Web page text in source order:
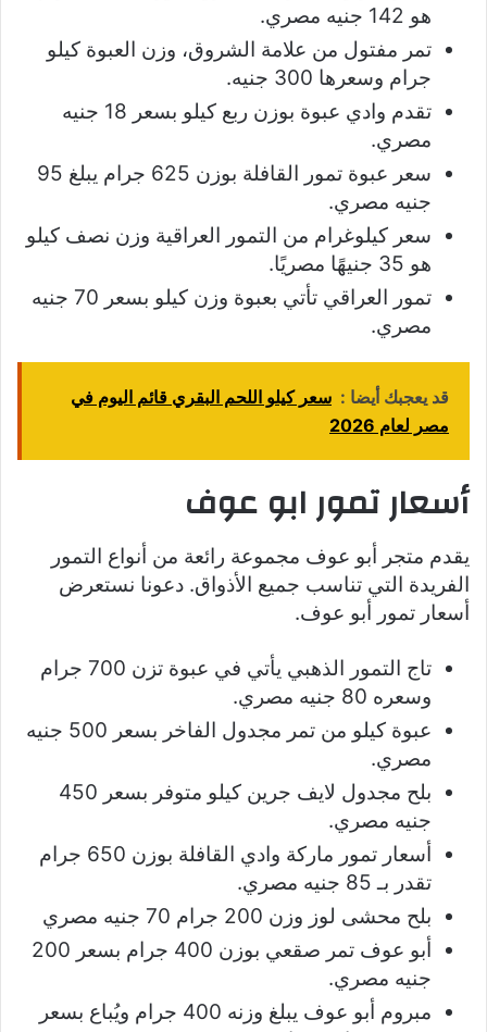
هو 142 جنيه مصري.
تمر مفتول من علامة الشروق، وزن العبوة كيلو
جرام وسعرها 300 جنيه.
تقدم وادي عبوة بوزن ربع كيلو بسعر 18 جنيه
مصري.
سعر عبوة تمور القافلة بوزن 625 جرام يبلغ 95
جنيه مصري.
سعر كيلوغرام من التمور العراقية وزن نصف كيلو
هو 35 جنيهًا مصريًا.
تمور العراقي تأتي بعبوة وزن كيلو بسعر 70 جنيه
مصري.
قد يعجبك أيضا : سعر كيلو اللحم البقري قائم اليوم في
مصر لعام 2026
أسعار تمور ابو عوف
يقدم متجر أبو عوف مجموعة رائعة من أنواع التمور
الفريدة التي تناسب جميع الأذواق. دعونا نستعرض
أسعار تمور أبو عوف.
تاج التمور الذهبي يأتي في عبوة تزن 700 جرام
وسعره 80 جنيه مصري.
عبوة كيلو من تمر مجدول الفاخر بسعر 500 جنيه
مصري.
بلح مجدول لايف جرين كيلو متوفر بسعر 450
جنيه مصري.
أسعار تمور ماركة وادي القافلة بوزن 650 جرام
تقدر بـ 85 جنيه مصري.
بلح محشى لوز وزن 200 جرام 70 جنيه مصري
أبو عوف تمر صقعي بوزن 400 جرام بسعر 200
جنيه مصري.
مبروم أبو عوف يبلغ وزنه 400 جرام ويُباع بسعر